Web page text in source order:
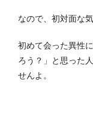
なので、初対面な
初めて会った異性
ろう？」と思った
せんよ。